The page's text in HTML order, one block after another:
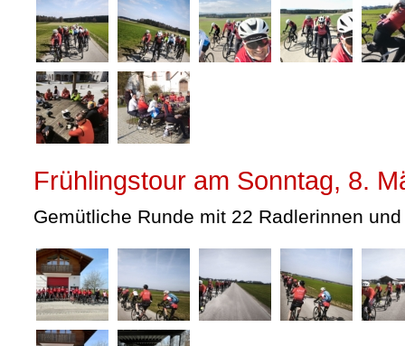
Frühlingstour am Sonntag, 8.
Gemütliche Runde mit 22 Radlerinnen